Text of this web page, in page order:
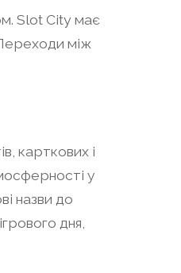
Slot City має
між
карткових і
у
назви до
дня,